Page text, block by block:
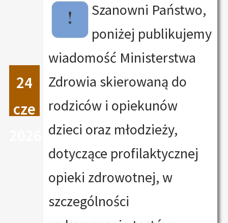
24
cze
Szanowni Państwo,
poniżej publikujemy
wiadomość Ministerstwa
Zdrowia skierowaną do
rodziców i opiekunów
dzieci oraz młodzieży,
dotyczące profilaktycznej
opieki zdrowotnej, w
szczególności